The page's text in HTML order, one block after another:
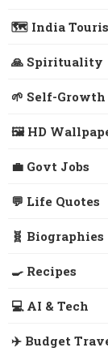
🗺️ India
🙏 Spirituality
🌱 Self-Growth
🖼️ HD
💼 Govt Jobs
💬 Life Quotes
🧬 Biographies
🍳 Recipes
💻 AI & Tech
✈️ Budget